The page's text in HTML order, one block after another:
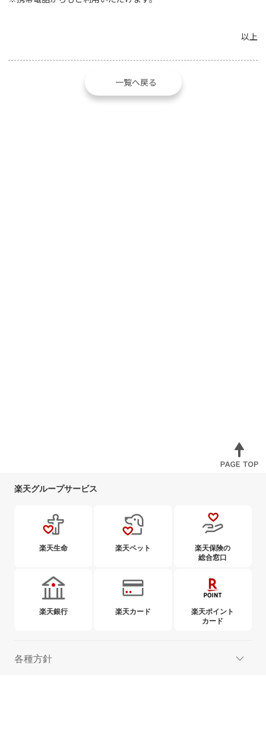
以上
一覧へ戻る
楽天グループサービス
楽天生命 楽天ペット
楽天保険の
総合窓口
楽天銀行 楽天カード
楽天ポイント
カード
各種方針